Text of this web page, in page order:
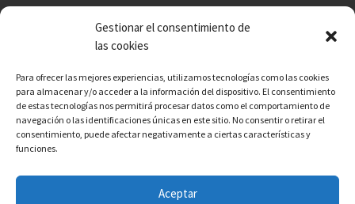
Gestionar el consentimiento de
las cookies
Para ofrecer las mejores experiencias, utilizamos tecnologías como las cookies
para almacenar y/o acceder a la información del dispositivo. El consentimiento
de estas tecnologías nos permitirá procesar datos como el comportamiento de
navegación o las identificaciones únicas en este sitio. No consentir o retirar el
consentimiento, puede afectar negativamente a ciertas características y
funciones.
Aceptar
¡ASÓCIATE A CÁMARA EN MANO!